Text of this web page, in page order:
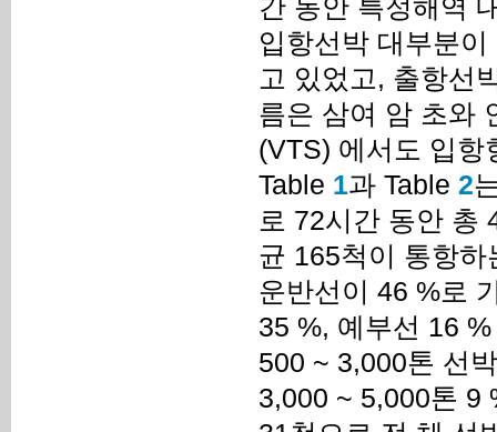
간 동안 특정해역
입항선박 대부분
고 있었고, 출항선
름은 삼여 암 초와
(VTS) 에서도 입항
Table 1과 Table 2
로 72시간 동안 총
균 165척이 통항
운반선이 46 %로
35 %, 예부선 16
500 ~ 3,000톤 선
3,000 ~ 5,000톤 9